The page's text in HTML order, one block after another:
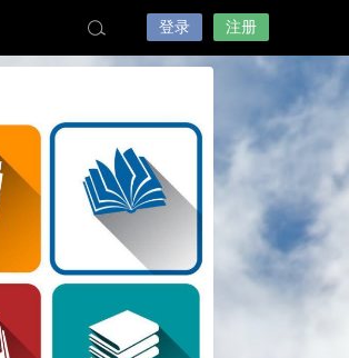
登录 注册